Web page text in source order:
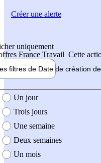
uniquement
France Travail Cette
filtres de Date de création
création de l'offre
Un jour
Trois jours
Une semaine
Deux semaines
Un mois
Créer une alerte